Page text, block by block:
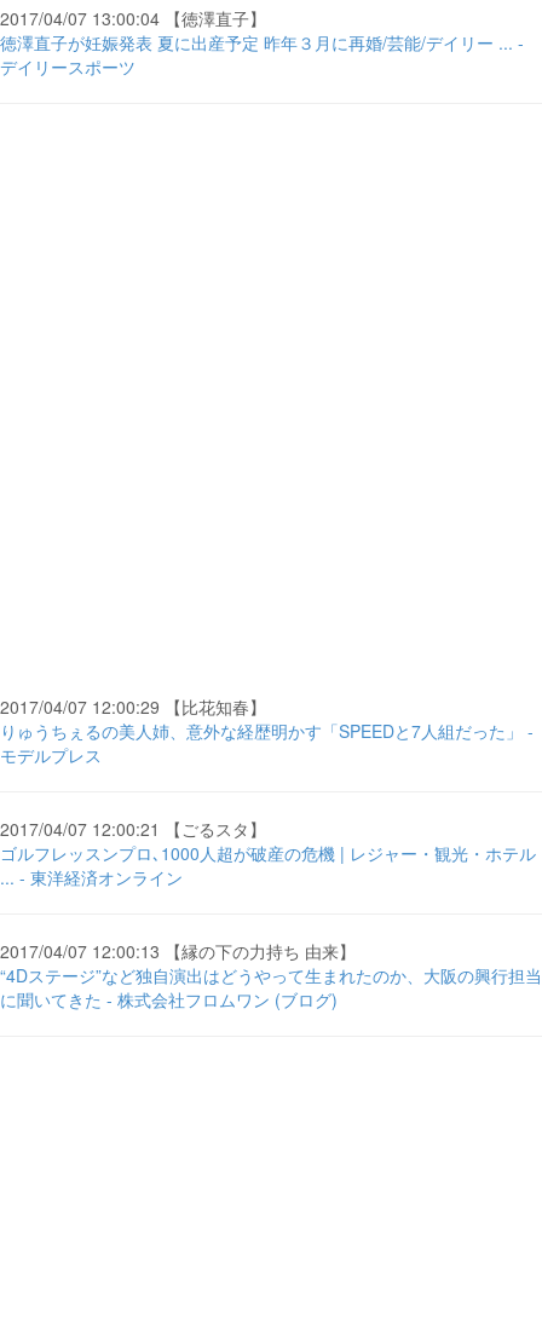
2017/04/07 13:00:04 【徳澤直子】
徳澤直子が妊娠発表 夏に出産予定 昨年３月に再婚/芸能/デイリー ... -
デイリースポーツ
2017/04/07 12:00:29 【比花知春】
りゅうちぇるの美人姉、意外な経歴明かす「SPEEDと7人組だった」 -
モデルプレス
2017/04/07 12:00:21 【ごるスタ】
ゴルフレッスンプロ､1000人超が破産の危機 | レジャー・観光・ホテル
... - 東洋経済オンライン
2017/04/07 12:00:13 【縁の下の力持ち 由来】
“4Dステージ”など独自演出はどうやって生まれたのか、大阪の興行担当
に聞いてきた - 株式会社フロムワン (ブログ)